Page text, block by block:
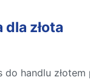
dla złota
do handlu złotem